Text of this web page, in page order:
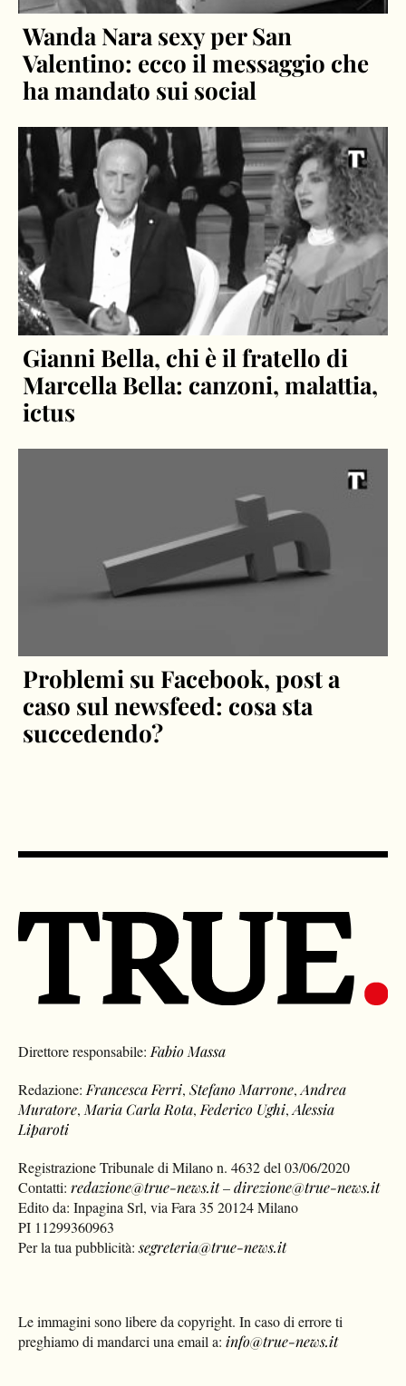
Wanda Nara sexy per San
Valentino: ecco il messaggio che
ha mandato sui social
Gianni Bella, chi è il fratello di
Marcella Bella: canzoni, malattia,
ictus
Problemi su Facebook, post a
caso sul newsfeed: cosa sta
succedendo?
Direttore responsabile: Fabio Massa
Redazione: Francesca Ferri,Stefano Marrone,Andrea
Muratore, Maria Carla Rota, Federico Ughi,Alessia
Liparoti
Registrazione Tribunale di Milano n. 4632 del 03/06/2020
Contatti:redazione@true-news.it–direzione@true-news.it
Edito da: Inpagina Srl, via Fara 35 20124 Milano
PI 11299360963
Per la tua pubblicità:segreteria@true-news.it
Le immagini sono libere da copyright. In caso di errore ti
preghiamo di mandarci una email a: info@true-news.it